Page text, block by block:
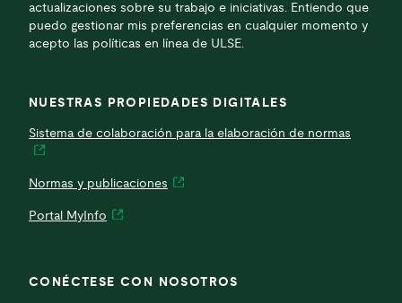
actualizaciones sobre su trabajo e iniciativas. Entiendo que
puedo gestionar mis preferencias en cualquier momento y
acepto las políticas en línea de ULSE.
NUESTRAS PROPIEDADES DIGITALES
Sistema de colaboración para la elaboración de normas
Normas y publicaciones
Portal MyInfo
CONÉCTESE CON NOSOTROS